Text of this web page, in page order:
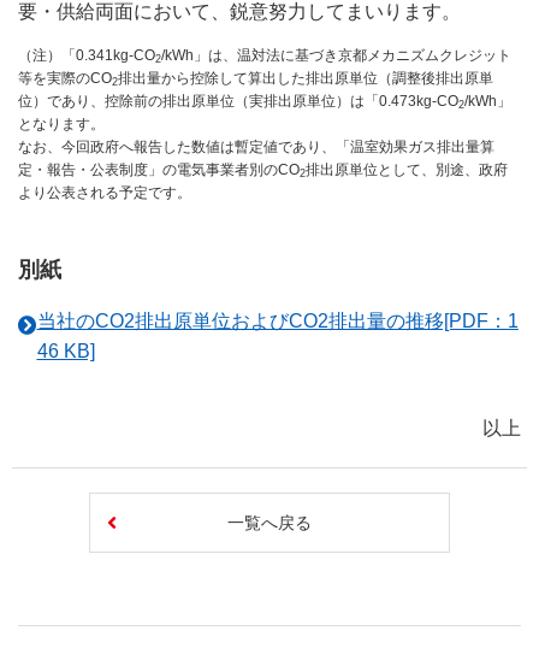
要・供給両面において、鋭意努力してまいります。
（注）「0.341kg-CO2/kWh」は、温対法に基づき京都メカニズムクレジット
等を実際のCO2排出量から控除して算出した排出原単位（調整後排出原単
位）であり、控除前の排出原単位（実排出原単位）は「0.473kg-CO2/kWh」
となります。
なお、今回政府へ報告した数値は暫定値であり、「温室効果ガス排出量算
定・報告・公表制度」の電気事業者別のCO2排出原単位として、別途、政府
より公表される予定です。
別紙
当社のCO2排出原単位およびCO2排出量の推移[PDF：1
46 KB]
以上
一覧へ戻る